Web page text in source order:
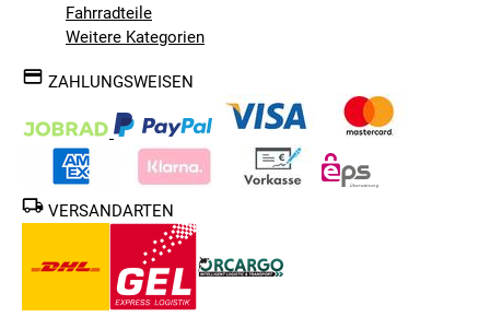
Fahrradteile
Weitere Kategorien
ZAHLUNGSWEISEN
VERSANDARTEN